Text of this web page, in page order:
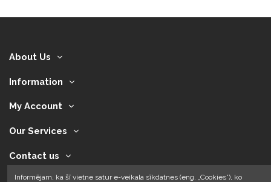
About Us
Information
My Account
Our Services
Contact us
Informējam, ka šī vietne satur e-veikala sīkdatnes (eng. „Cookies”), ko